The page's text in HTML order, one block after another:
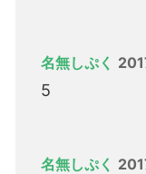
名無しぷく
5
名無しぷく